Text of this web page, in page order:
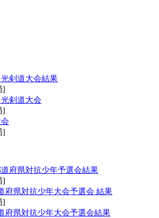
剣道大会結果
]
剣道大会
]
]
府県対抗少年予選会結果
]
府県対抗少年大会予選会 結果
]
府県対抗少年大会予選会結果